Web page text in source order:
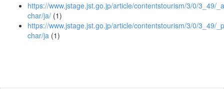
https://www.jstage.jst.go.jp/article/contentstourism/3/0/3_49/
char/ja/ (1)
https://www.jstage.jst.go.jp/article/contentstourism/3/0/3_49/
char/ja (1)